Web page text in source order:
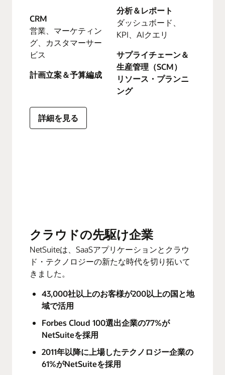
クラウドの先駆け企業
NetSuiteは、SaaSアプリケーションとクラウ
ド・テクノロジーの新たな時代を切り拓いて
きました。
43,000社以上のお客様が200以上の国と地
域で活用
Forbes Cloud 100選出企業の77%が
NetSuiteを採用
2011年以降に上場したテクノロジー企業の
61%がNetSuiteを採用
CRM
営業、マーケティン
グ、カスタマーサー
ビス
計画立案＆予算編成
分析＆レポート
ダッシュボード、
KPI、AIクエリ
サプライチェーン＆
生産管理（SCM）
リソース・プランニ
ング
詳細を見る